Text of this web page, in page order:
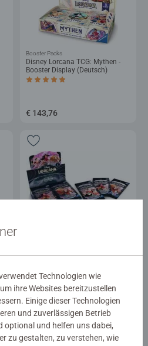
Disney Lorcana TCG: Mythen -
Booster Display (Deutsch)
Durchschnittliche Bewertung 5,0 von 5
Booster Packs
€ 143,76
€ 49,99
Technologien wie
ihre Websites bereitzustellen
Einige dieser Technologien
und zuverlässigen Betrieb
optional und helfen uns dabei,
zu gestalten, zu verstehen, wie